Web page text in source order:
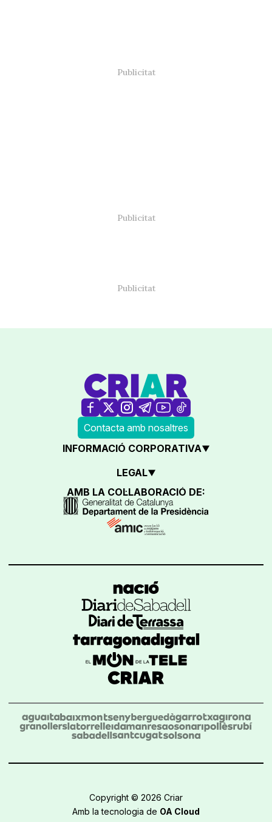
Contacta amb nosaltres
INFORMACIÓ CORPORATIVA
LEGAL
AMB LA COL·LABORACIÓ DE:
Copyright © 2026 Criar
Amb la tecnologia de OA Cloud